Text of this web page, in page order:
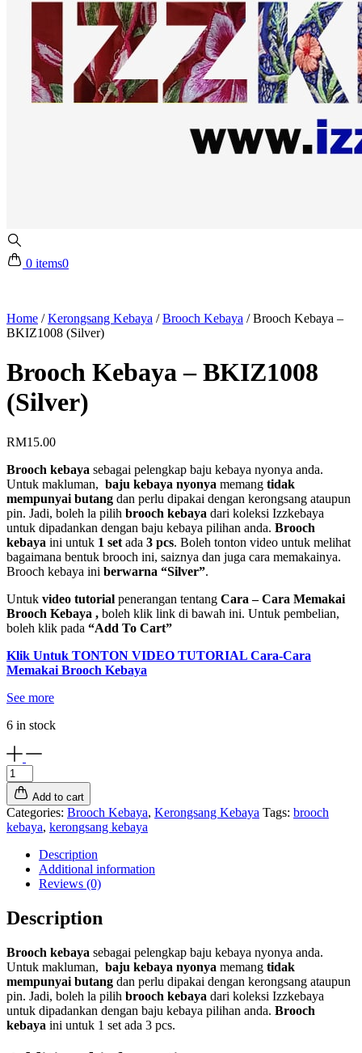
0 items0
Home /Kerongsang Kebaya /Brooch Kebaya /Brooch Kebaya –
BKIZ1008 (Silver)
Brooch Kebaya – BKIZ1008
(Silver)
RM15.00
Brooch kebaya sebagai pelengkap baju kebaya nyonya anda.
Untuk makluman, baju kebaya nyonya memang tidak
mempunyai butang dan perlu dipakai dengan kerongsang ataupun
pin. Jadi, boleh la pilih brooch kebaya dari koleksi Izzkebaya
untuk dipadankan dengan baju kebaya pilihan anda. Brooch
kebaya ini untuk 1 set ada 3 pcs. Boleh tonton video untuk melihat
bagaimana bentuk brooch ini, saiznya dan juga cara memakainya.
Brooch kebaya ini berwarna “Silver”.
Untuk video tutorial penerangan tentang Cara – Cara Memakai
Brooch Kebaya , boleh klik link di bawah ini. Untuk pembelian,
boleh klik pada “Add To Cart”
Klik Untuk TONTON VIDEO TUTORIAL Cara-Cara
Memakai Brooch Kebaya
See more
6 in stock
Brooch
Kebaya
-
BKIZ1008
(Silver)
Add to cart
Categories: Brooch Kebaya, Kerongsang Kebaya Tags: brooch
kebaya, kerongsang kebaya
Description
Additional information
Reviews (0)
Description
Brooch kebaya sebagai pelengkap baju kebaya nyonya anda.
Untuk makluman, baju kebaya nyonya memang tidak
mempunyai butang dan perlu dipakai dengan kerongsang ataupun
pin. Jadi, boleh la pilih brooch kebaya dari koleksi Izzkebaya
untuk dipadankan dengan baju kebaya pilihan anda. Brooch
kebaya ini untuk 1 set ada 3 pcs.